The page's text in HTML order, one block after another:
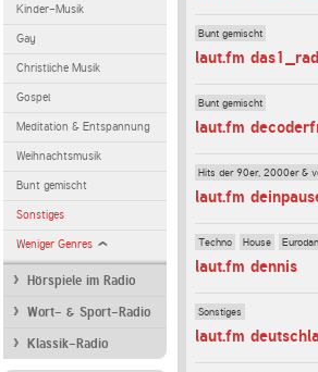
Kinder-Musik
Gay
Christliche Musik
Gospel
Meditation & Entspannung
Weihnachtsmusik
Bunt gemischt
Sonstiges
Weniger Genres
Hörspiele im Radio
Wort- & Sport-Radio
Klassik-Radio
Bunt gemischt
laut.fm
Bunt gemischt
laut.fm
Hits der 90er, 2000er &
laut.fm
Techno House
laut.fm dennis
Sonstiges
laut.fm